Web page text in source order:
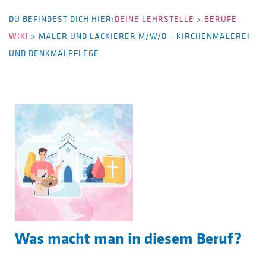
DU BEFINDEST DICH HIER:DEINE LEHRSTELLE > BERUFE-
WIKI > MALER UND LACKIERER M/W/D – KIRCHENMALEREI
UND DENKMALPFLEGE
Was macht man in diesem Beruf?